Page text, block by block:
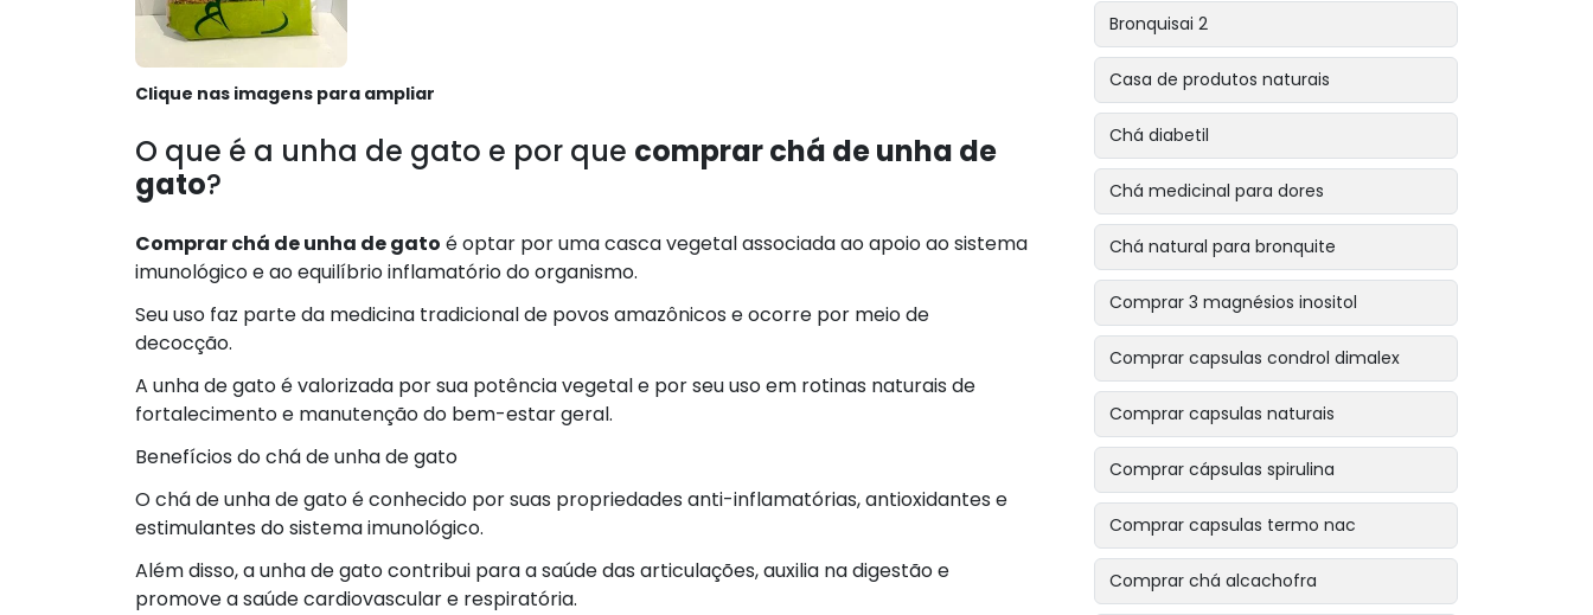
Clique nas imagens para ampliar
O que é a unha de gato e por que comprar chá de unha de
gato?
Comprar chá de unha de gato é optar por uma casca vegetal associada ao apoio ao sistema
imunológico e ao equilíbrio inflamatório do organismo.
Seu uso faz parte da medicina tradicional de povos amazônicos e ocorre por meio de
decocção.
A unha de gato é valorizada por sua potência vegetal e por seu uso em rotinas naturais de
fortalecimento e manutenção do bem-estar geral.
Benefícios do chá de unha de gato
O chá de unha de gato é conhecido por suas propriedades anti-inflamatórias, antioxidantes e
estimulantes do sistema imunológico.
Além disso, a unha de gato contribui para a saúde das articulações, auxilia na digestão e
promove a saúde cardiovascular e respiratória.
Bronquisai 2
Casa de produtos naturais
Chá diabetil
Chá medicinal para dores
Chá natural para bronquite
Comprar 3 magnésios inositol
Comprar capsulas condrol dimalex
Comprar capsulas naturais
Comprar cápsulas spirulina
Comprar capsulas termo nac
Comprar chá alcachofra